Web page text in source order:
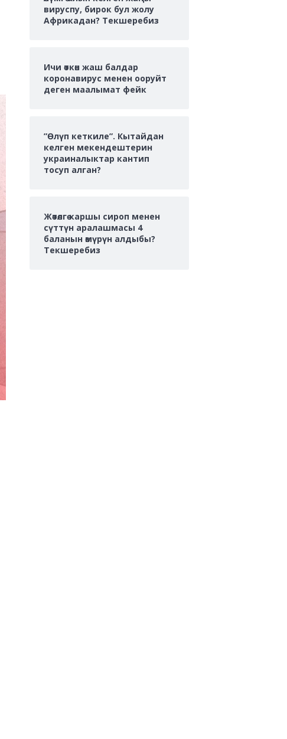
вируспу, бирок бул жолу
Африкадан? Текшеребиз
Ичи өткөн жаш балдар
коронавирус менен ооруйт
деген маалымат фейк
”Өлүп кеткиле”. Кытайдан
келген мекендештерин
украиналыктар кантип
тосуп алган?
Жөтөлгө каршы сироп менен
сүттүн аралашмасы 4
баланын өмүрүн алдыбы?
Текшеребиз